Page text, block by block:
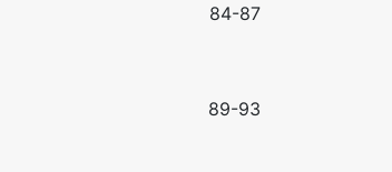
84-87
89-93